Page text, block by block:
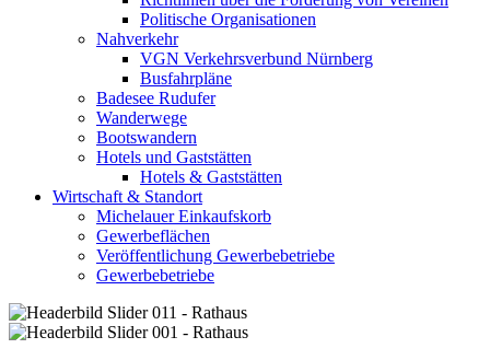
Politische Organisationen
Nahverkehr
VGN Verkehrsverbund Nürnberg
Busfahrpläne
Badesee Rudufer
Wanderwege
Bootswandern
Hotels und Gaststätten
Hotels & Gaststätten
Wirtschaft & Standort
Michelauer Einkaufskorb
Gewerbeflächen
Veröffentlichung Gewerbebetriebe
Gewerbebetriebe